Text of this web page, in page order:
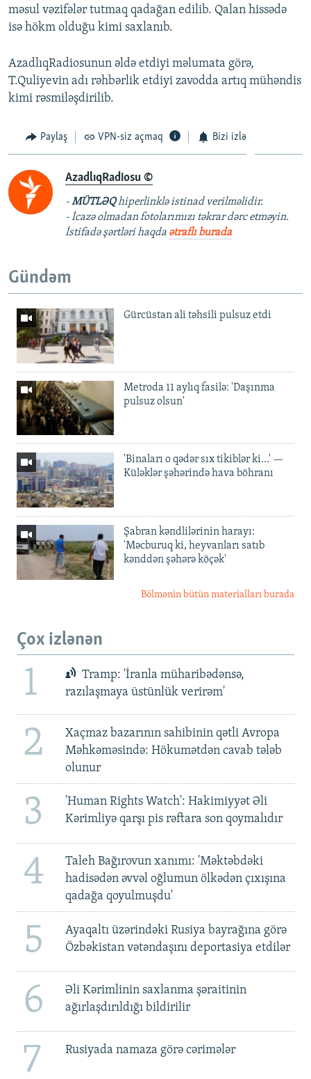
məsul vəzifələr tutmaq qadağan edilib. Qalan hissədə
isə hökm olduğu kimi saxlanıb.
AzadlıqRadiosunun əldə etdiyi məlumata görə,
T.Quliyevin adı rəhbərlik etdiyi zavodda artıq mühəndis
kimi rəsmiləşdirilib.
Paylaş VPN-siz açmaq Bizi izlə
AzadlıqRadiosu ©
-MÜTLƏQhiperlinklə istinad verilməlidir.
- İcazə olmadan fotolarımızı təkrar dərc etməyin.
İstifadə şərtləri haqda ətraflı burada
Gündəm
Gürcüstan ali təhsili pulsuz etdi
Metroda 11 aylıq fasilə: 'Daşınma
pulsuz olsun'
'Binaları o qədər sıx tikiblər ki...' —
Küləklər şəhərində hava böhranı
Şabran kəndlilərinin harayı:
'Məcburuq ki, heyvanları satıb
kənddən şəhərə köçək'
Bölmənin bütün materialları burada
Çox izlənən
1
Tramp: 'İranla müharibədənsə,
razılaşmaya üstünlük verirəm'
2
Xaçmaz bazarının sahibinin qətli Avropa
Məhkəməsində: Hökumətdən cavab tələb
olunur
3
'Human Rights Watch': Hakimiyyət Əli
Kərimliyə qarşı pis rəftara son qoymalıdır
4
Taleh Bağırovun xanımı: 'Məktəbdəki
hadisədən əvvəl oğlumun ölkədən çıxışına
qadağa qoyulmuşdu'
5
Ayaqaltı üzərindəki Rusiya bayrağına görə
Özbəkistan vətəndaşını deportasiya etdilər
6
Əli Kərimlinin saxlanma şəraitinin
ağırlaşdırıldığı bildirilir
7 Rusiyada namaza görə cərimələr